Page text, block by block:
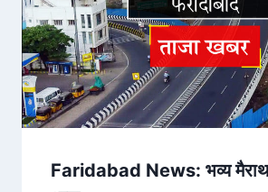
Faridabad News: भव्य